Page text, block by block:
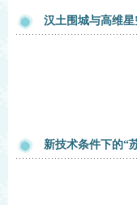
汉土围城与高维
新技术条件下的“